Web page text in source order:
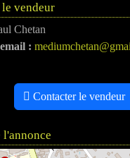
vendeur
Chetan
:
Contacter le vendeur
l'annonce